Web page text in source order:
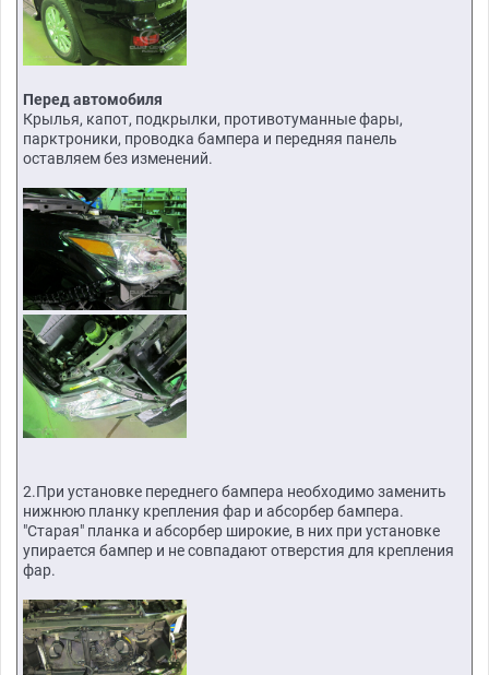
Перед автомобиля
Крылья, капот, подкрылки, противотуманные фары,
парктроники, проводка бампера и передняя панель
оставляем без изменений.
2.При установке переднего бампера необходимо заменить
нижнюю планку крепления фар и абсорбер бампера.
"Старая" планка и абсорбер широкие, в них при установке
упирается бампер и не совпадают отверстия для крепления
фар.